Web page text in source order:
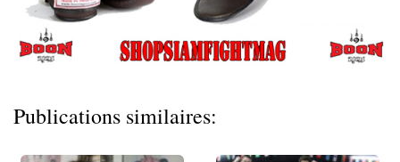
Publications similaires: